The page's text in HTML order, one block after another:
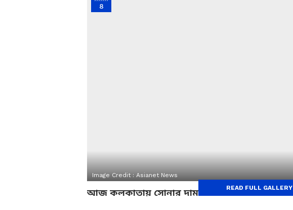
8
Image Credit : Asianet News
আজ কলকাতায় সোনার দাম- READ FULL GALLERY